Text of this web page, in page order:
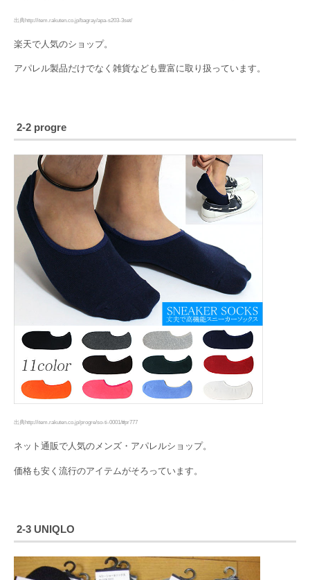
出典http://item.rakuten.co.jp/bagray/apa-s203-3set/
楽天で人気のショップ。
アパレル製品だけでなく雑貨なども豊富に取り扱っています。
2-2 progre
出典http://item.rakuten.co.jp/progre/so-ti-0001/#pr777
ネット通販で人気のメンズ・アパレルショップ。
価格も安く流行のアイテムがそろっています。
2-3 UNIQLO